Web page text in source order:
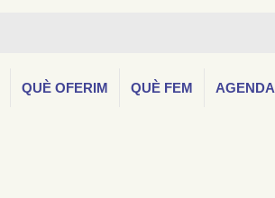
QUÈ OFERIM QUÈ FEM AGENDA